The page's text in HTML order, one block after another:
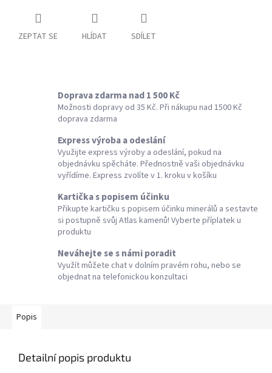
ZEPTAT SE HLÍDAT SDÍLET
Doprava zdarma nad 1 500 Kč
Možnosti dopravy od 35 Kč. Při nákupu nad 1500 Kč
doprava zdarma
Express výroba a odeslání
Využijte express výroby a odeslání, pokud na
objednávku spěcháte. Přednostně vaši objednávku
vyřídíme. Express zvolíte v 1. kroku v košíku
Kartička s popisem účinku
Přikupte kartičku s popisem účinku minerálů a sestavte
si postupně svůj Atlas kamenů! Vyberte příplatek u
produktu
Neváhejte se s námi poradit
Využít můžete chat v dolním pravém rohu, nebo se
objednat na telefonickou konzultaci
Popis
Detailní popis produktu